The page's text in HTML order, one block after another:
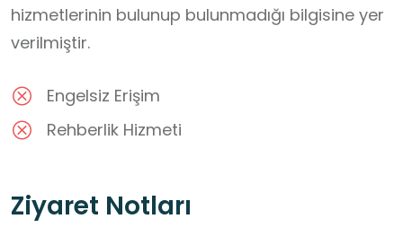
hizmetlerinin bulunup bulunmadığı bilgisine yer
verilmiştir.
Engelsiz Erişim
Rehberlik Hizmeti
Ziyaret Notları